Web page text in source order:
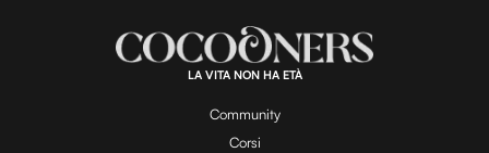
a
y
:
1
0
0
.
0
LA VITA NON HA ETÀ
Community
Corsi